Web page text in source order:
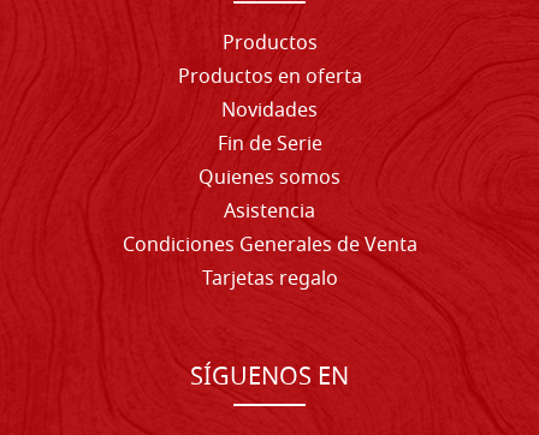
Productos
Productos en oferta
Novidades
Fin de Serie
Quienes somos
Asistencia
Condiciones Generales de Venta
Tarjetas regalo
SÍGUENOS EN